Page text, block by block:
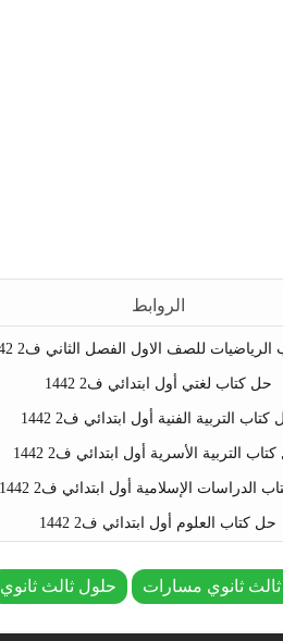
الروابط
للصف الاول الفصل الثاني ف2 1442
حل كتاب لغتي أول ابتدائي ف2 1442
كتاب التربية الفنية أول ابتدائي ف2 1442
التربية الأسرية أول ابتدائي ف2 1442
الدراسات الإسلامية أول ابتدائي ف2 1442
حل كتاب العلوم أول ابتدائي ف2 1442
ثانوي مسارات حلول ثالث ثانوي